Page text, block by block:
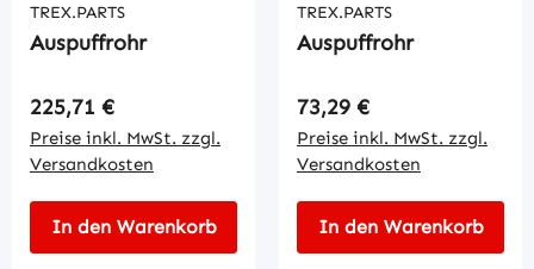
TREX.PARTS
Auspuffrohr
Regulärer Preis:
225,71 €
Preise inkl. MwSt. zzgl.
Versandkosten
In den Warenkorb
TREX.PARTS
Auspuffrohr
Regulärer Preis:
73,29 €
Preise inkl. MwSt. zzgl.
Versandkosten
In den Warenkorb